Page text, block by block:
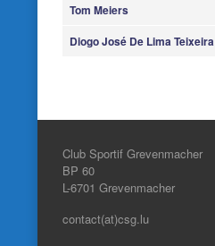
Tom Meiers
Diogo José De Lima Teixeira
Club Sportif Grevenmacher
BP 60
L-6701 Grevenmacher
contact(at)csg.lu